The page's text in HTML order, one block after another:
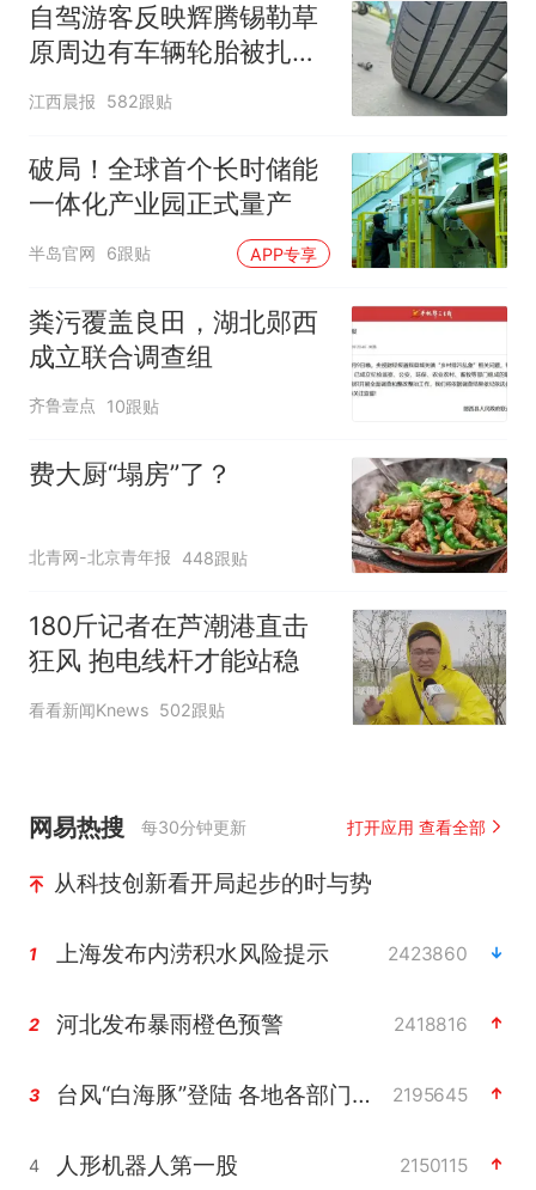
自驾游客反映辉腾锡勒草
原周边有车辆轮胎被扎，
修理店铺换胎价格高达千
江西晨报 582跟贴
破局！全球首个长时储能
一体化产业园正式量产
半岛官网 6跟贴 APP专享
粪污覆盖良田，湖北郧西
成立联合调查组
齐鲁壹点 10跟贴
费大厨“塌房”了？
北青网-北京青年报 448跟贴
180斤记者在芦潮港直击
狂风 抱电线杆才能站稳
看看新闻Knews 502跟贴
网易热搜 每30分钟更新 打开应用 查看全部
从科技创新看开局起步的时与势
1 上海发布内涝积水风险提示 2423860
2 河北发布暴雨橙色预警 2418816
3 台风“白海豚”登陆 各地各部门全力应对 2195645
4 人形机器人第一股 2150115